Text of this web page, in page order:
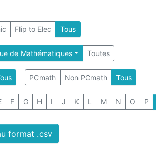
Flip to Elec Tous
de Mathématiques Toutes
PCmath Non PCmath Tous
F G H I J K L M N O P
format .csv